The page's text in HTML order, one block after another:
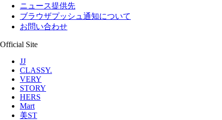
ニュース提供先
ブラウザプッシュ通知について
お問い合わせ
Official Site
JJ
CLASSY.
VERY
STORY
HERS
Mart
美ST